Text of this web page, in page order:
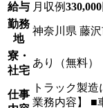
給与 月収例330,000
勤務
地
神奈川県 藤
寮・
社宅
あり（無料）
仕事
トラック製
業務内容】 ■